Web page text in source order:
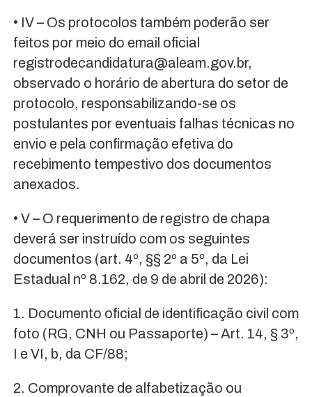
• IV – Os protocolos também poderão ser
feitos por meio do email oficial
registrodecandidatura@aleam.gov.br,
observado o horário de abertura do setor de
protocolo, responsabilizando-se os
postulantes por eventuais falhas técnicas no
envio e pela confirmação efetiva do
recebimento tempestivo dos documentos
anexados.
• V – O requerimento de registro de chapa
deverá ser instruído com os seguintes
documentos (art. 4º, §§ 2º a 5º, da Lei
Estadual nº 8.162, de 9 de abril de 2026):
1. Documento oficial de identificação civil com
foto (RG, CNH ou Passaporte) – Art. 14, § 3º,
I e VI, b, da CF/88;
2. Comprovante de alfabetização ou